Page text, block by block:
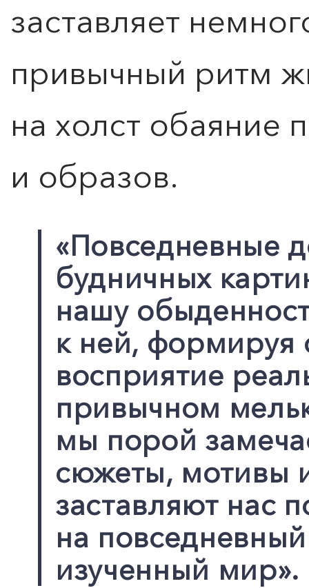
заставляет
привычный ритм
на холст обаяние
и образов.
«Повседневные
будничных
нашу
к ней, формируя
восприятие
привычном
мы порой
сюжеты, мотивы
заставляют нас
на
изученный мир».
ЧТО ЗНАЕТ О ЛЮБВИ
ЛЮБОВЬ… Концерт Анны
Берлинской
Подробнее